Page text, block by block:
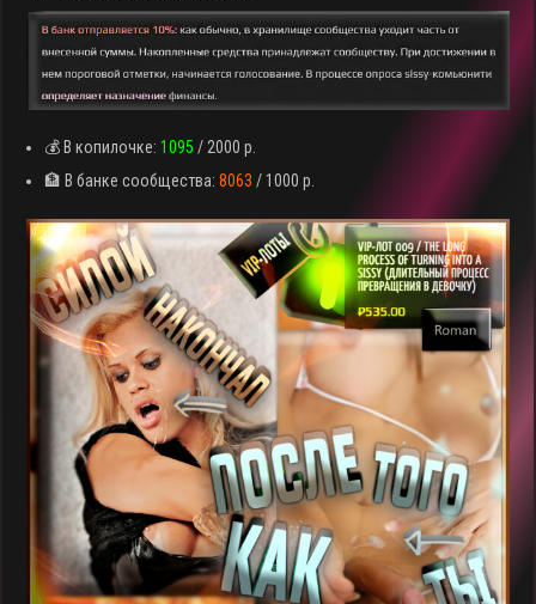
💰 В копилочке:1095/ 2000 р.
🏦 В банке сообщества:8063/ 1000 р.